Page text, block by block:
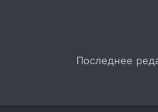
Последнее